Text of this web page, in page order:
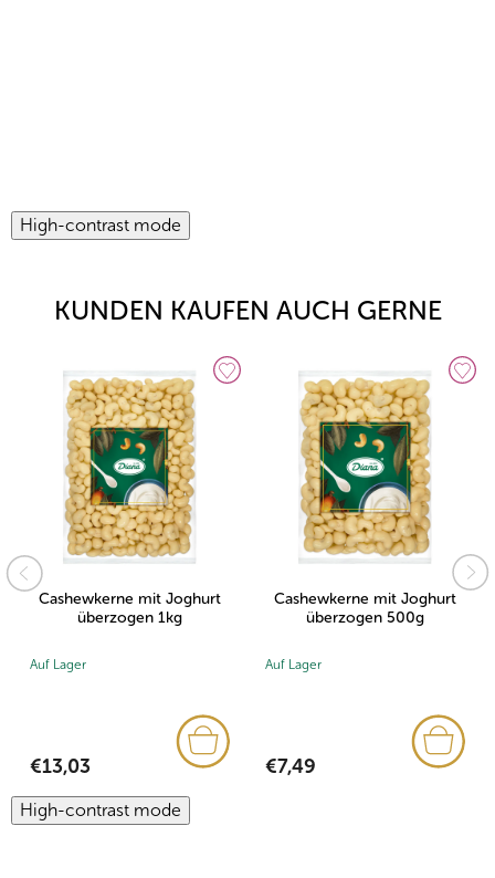
High-contrast mode
KUNDEN KAUFEN AUCH GERNE
Cashewkerne mit Joghurt
überzogen 1kg
Auf Lager
€13,03
Cashewkerne mit Joghurt
überzogen 500g
Auf Lager
€7,49
High-contrast mode